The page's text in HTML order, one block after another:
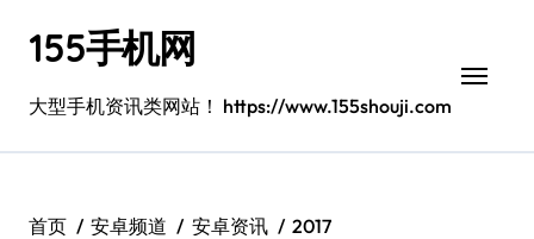
155手机网
大型手机资讯类网站！ https://www.155shouji.com
首页 安卓频道 安卓资讯
2017